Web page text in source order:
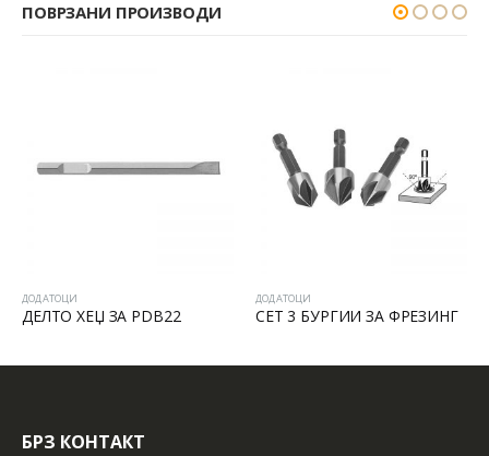
ПОВРЗАНИ ПРОИЗВОДИ
ДОДАТОЦИ
ДЕЛТО ХЕЏ ЗА PDB22
ДОДАТОЦИ
СЕТ 3 БУРГИИ ЗА ФРЕЗИНГ
БРЗ КОНТАКТ